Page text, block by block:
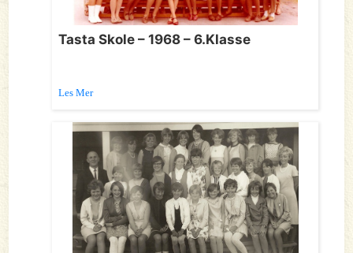
Tasta Skole – 1968 – 6.Klasse
Les Mer